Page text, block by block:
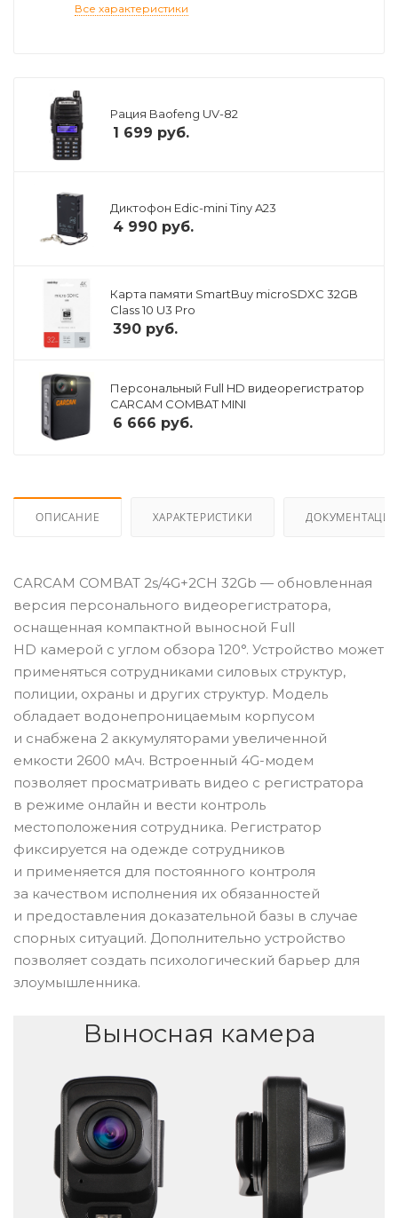
Все характеристики
Рация Baofeng UV-82
1 699 руб.
Диктофон Edic-mini Tiny A23
4 990 руб.
Карта памяти SmartBuy microSDXC 32GB
Class 10 U3 Pro
390 руб.
Персональный Full HD видеорегистратор
CARCAM COMBAT MINI
6 666 руб.
ОПИСАНИЕ ХАРАКТЕРИСТИКИ ДОКУМЕНТАЦИЯ
CARCAM COMBAT 2s/4G+2CH 32Gb — обновленная
версия персонального видеорегистратора,
оснащенная компактной выносной Full
HD камерой с углом обзора 120°. Устройство может
применяться сотрудниками силовых структур,
полиции, охраны и других структур. Модель
обладает водонепроницаемым корпусом
и снабжена 2 аккумуляторами увеличенной
емкости 2600 мАч. Встроенный 4G-модем
позволяет просматривать видео с регистратора
в режиме онлайн и вести контроль
местоположения сотрудника. Регистратор
фиксируется на одежде сотрудников
и применяется для постоянного контроля
за качеством исполнения их обязанностей
и предоставления доказательной базы в случае
спорных ситуаций. Дополнительно устройство
позволяет создать психологический барьер для
злоумышленника.
Выносная камера